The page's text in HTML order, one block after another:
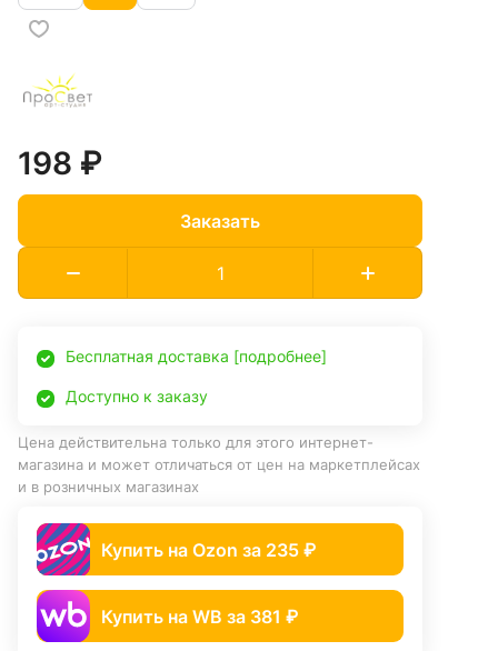
198 ₽
Заказать
Бесплатная доставка [подробнее]
Доступно к заказу
Цена действительна только для этого интернет-
магазина и может отличаться от цен на маркетплейсах
и в розничных магазинах
Купить на Ozon за 235 ₽
Купить на WB за 381 ₽